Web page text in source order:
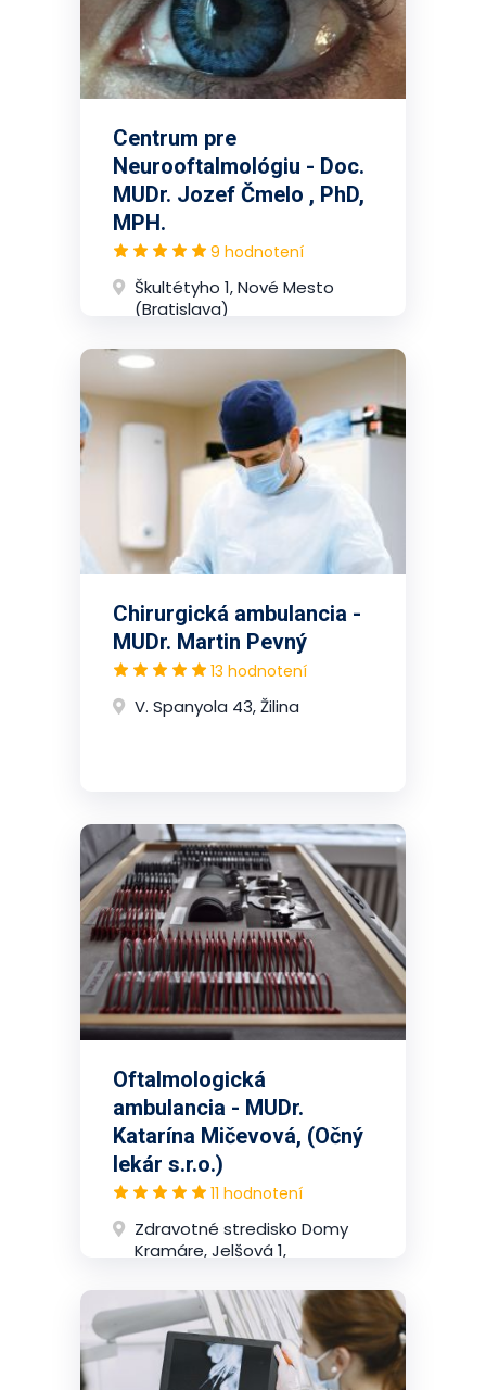
Centrum pre
Neurooftalmológiu - Doc.
MUDr. Jozef Čmelo , PhD,
MPH.
9 hodnotení
Škultétyho 1, Nové Mesto
(Bratislava)
Chirurgická ambulancia -
MUDr. Martin Pevný
13 hodnotení
V. Spanyola 43, Žilina
Oftalmologická
ambulancia - MUDr.
Katarína Mičevová, (Očný
lekár s.r.o.)
11 hodnotení
Zdravotné stredisko Domy
Kramáre, Jelšová 1,
(Bratislava)